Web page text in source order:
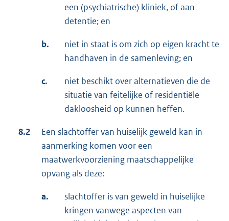
een (psychiatrische) kliniek, of aan
detentie; en
b.
niet in staat is om zich op eigen kracht te
handhaven in de samenleving; en
c.
niet beschikt over alternatieven die de
situatie van feitelijke of residentiële
dakloosheid op kunnen heffen.
8.2
Een slachtoffer van huiselijk geweld kan in
aanmerking komen voor een
maatwerkvoorziening maatschappelijke
opvang als deze:
a.
slachtoffer is van geweld in huiselijke
kringen vanwege aspecten van